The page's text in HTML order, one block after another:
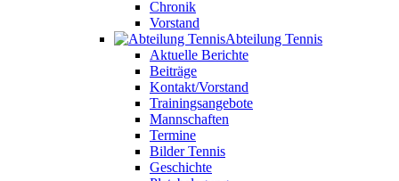
Chronik
Vorstand
Abteilung Tennis
Aktuelle Berichte
Beiträge
Kontakt/Vorstand
Trainingsangebote
Mannschaften
Termine
Bilder Tennis
Geschichte